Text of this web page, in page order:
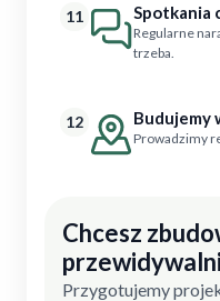
11 Spotkania
Regularne
trzeba.
12 Budujemy
Prowadzimy
Chcesz
Przygotujemy